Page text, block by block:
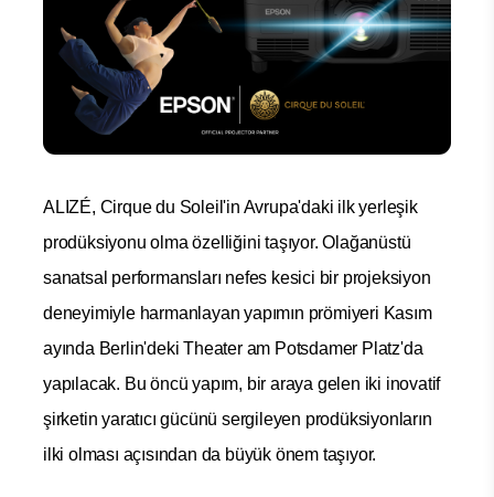
ALIZÉ, Cirque du Soleil'in Avrupa'daki ilk yerleşik
prodüksiyonu olma özelliğini taşıyor. Olağanüstü
sanatsal performansları nefes kesici bir projeksiyon
deneyimiyle harmanlayan yapımın prömiyeri Kasım
ayında Berlin'deki Theater am Potsdamer Platz'da
yapılacak. Bu öncü yapım, bir araya gelen iki inovatif
şirketin yaratıcı gücünü sergileyen prodüksiyonların
ilki olması açısından da büyük önem taşıyor.